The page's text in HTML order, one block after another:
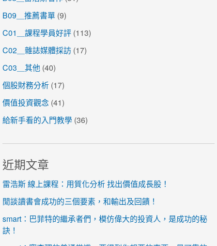
B09＿推薦書單 (9)
C01＿課程學員好評 (113)
C02＿雜誌媒體採訪 (17)
C03＿其他 (40)
個股財務分析 (17)
價值投資觀念 (41)
給新手看的入門教學 (36)
近期文章
雷浩斯 線上課程：用質化分析 找出價值成長股！
閒談讀書會成功的三個要素，和輸出及回饋！
smart：巴菲特的繼承者們，模仿偉大的投資人，是成功的秘
訣！